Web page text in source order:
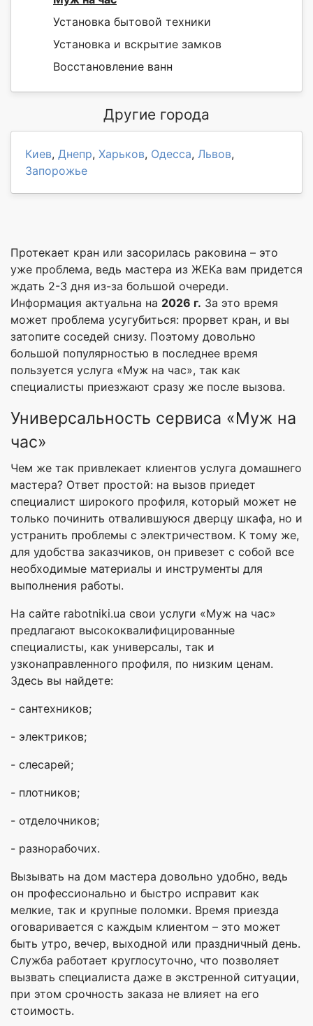
Установка бытовой техники
Установка и вскрытие замков
Восстановление ванн
Другие города
Киев, Днепр, Харьков, Одесса, Львов,
Запорожье
Протекает кран или засорилась раковина – это
уже проблема, ведь мастера из ЖЕКа вам придется
ждать 2-3 дня из-за большой очереди.
Информация актуальна на 2026 г. За это время
может проблема усугубиться: прорвет кран, и вы
затопите соседей снизу. Поэтому довольно
большой популярностью в последнее время
пользуется услуга «Муж на час», так как
специалисты приезжают сразу же после вызова.
Универсальность сервиса «Муж на
час»
Чем же так привлекает клиентов услуга домашнего
мастера? Ответ простой: на вызов приедет
специалист широкого профиля, который может не
только починить отвалившуюся дверцу шкафа, но и
устранить проблемы с электричеством. К тому же,
для удобства заказчиков, он привезет с собой все
необходимые материалы и инструменты для
выполнения работы.
На сайте rabotniki.ua свои услуги «Муж на час»
предлагают высококвалифицированные
специалисты, как универсалы, так и
узконаправленного профиля, по низким ценам.
Здесь вы найдете:
- сантехников;
- электриков;
- слесарей;
- плотников;
- отделочников;
- разнорабочих.
Вызывать на дом мастера довольно удобно, ведь
он профессионально и быстро исправит как
мелкие, так и крупные поломки. Время приезда
оговаривается с каждым клиентом – это может
быть утро, вечер, выходной или праздничный день.
Служба работает круглосуточно, что позволяет
вызвать специалиста даже в экстренной ситуации,
при этом срочность заказа не влияет на его
стоимость.